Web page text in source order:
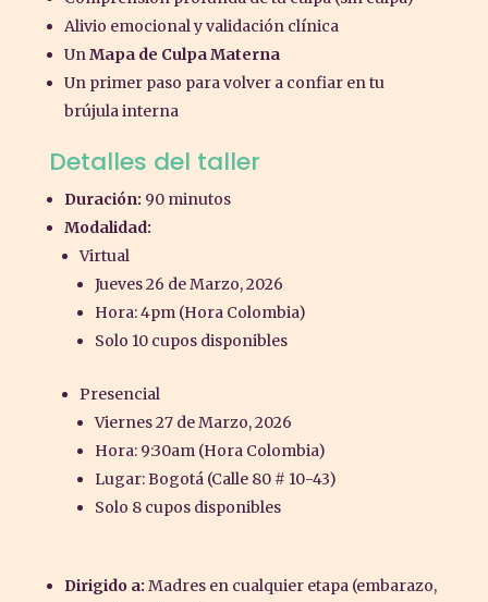
Alivio emocional y validación clínica
UnMapa de Culpa Materna
Un primer paso para volver a confiar en tu
brújula interna
Detalles del taller
Duración: 90 minutos
Modalidad:
Virtual
Jueves 26 de Marzo, 2026
Hora: 4pm (Hora Colombia)
Solo 10 cupos disponibles
Presencial
Viernes 27 de Marzo, 2026
Hora: 9:30am (Hora Colombia)
Lugar: Bogotá (Calle 80 # 10-43)
Solo 8 cupos disponibles
Dirigido a: Madres en cualquier etapa (embarazo,